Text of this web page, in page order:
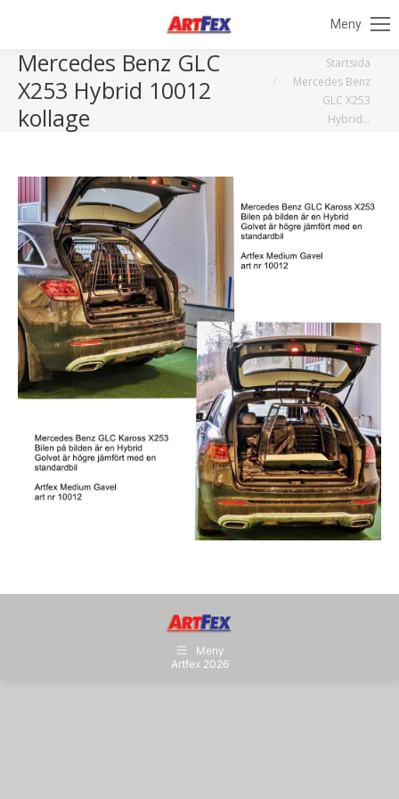
Meny
Mercedes Benz GLC
X253 Hybrid 10012
kollage
Startsida
Mercedes Benz
GLC X253
Hybrid…
Meny
Artfex 2026